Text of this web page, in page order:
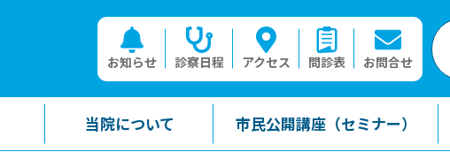
お知らせ 診察日程 アクセス 問診表 お問合せ
当院について 市民公開講座（セミナー）